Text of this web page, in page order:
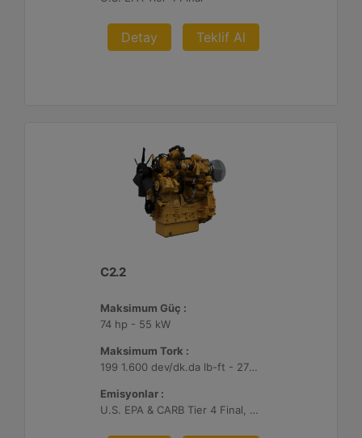
Detay Teklif Al
C2.2
Maksimum Güç :
74 hp - 55 kW
Maksimum Tork :
199 1.600 dev/dk.da lb-ft - 270 1.600 dev/dk.da Nm
Emisyonlar :
U.S. EPA & CARB Tier 4 Final, EU Stage V